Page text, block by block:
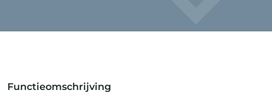
Functieomschrijving